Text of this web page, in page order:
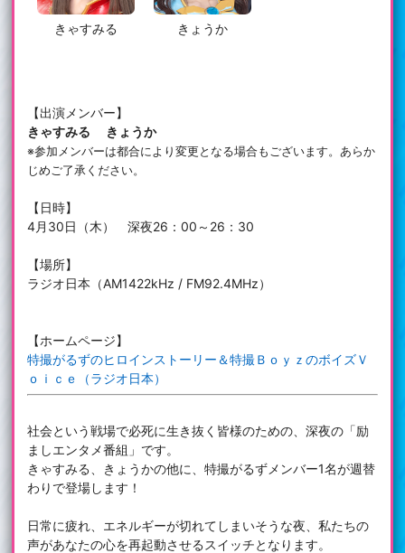
きゃすみる きょうか
【出演メンバー】
きゃすみる きょうか
※参加メンバーは都合により変更となる場合もございます。あらか
じめご了承ください。
【日時】
4月30日（木） 深夜26：00～26：30
【場所】
ラジオ日本（AM1422kHz / FM92.4MHz）
【ホームページ】
特撮がるずのヒロインストーリー＆特撮ＢｏｙｚのボイズＶ
ｏｉｃｅ（ラジオ日本）
社会という戦場で必死に生き抜く皆様のための、深夜の「励
ましエンタメ番組」です。
きゃすみる、きょうかの他に、特撮がるずメンバー1名が週替
わりで登場します！
日常に疲れ、エネルギーが切れてしまいそうな夜、私たちの
声があなたの心を再起動させるスイッチとなります。